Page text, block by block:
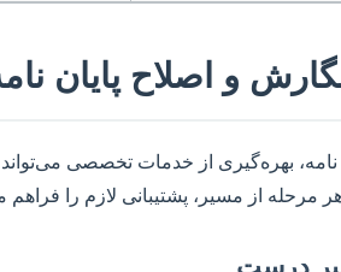
و اصلاح پایان
نامه، بهره‌گیری از خدمات تخصصی
مرحله از مسیر، پشتیبانی لازم را فراهم